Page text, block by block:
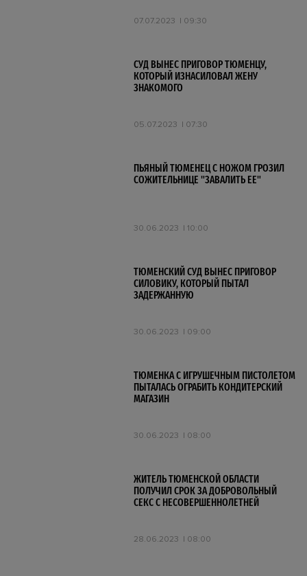
07.07.2023 09:30
СУД ВЫНЕС ПРИГОВОР ТЮМЕНЦУ,
КОТОРЫЙ ИЗНАСИЛОВАЛ ЖЕНУ
ЗНАКОМОГО
05.07.2023 07:30
ПЬЯНЫЙ ТЮМЕНЕЦ С НОЖОМ ГРОЗИЛ
СОЖИТЕЛЬНИЦЕ "ЗАВАЛИТЬ ЕЕ"
30.06.2023 10:00
ТЮМЕНСКИЙ СУД ВЫНЕС ПРИГОВОР
СИЛОВИКУ, КОТОРЫЙ ПЫТАЛ
ЗАДЕРЖАННУЮ
30.06.2023 09:00
ТЮМЕНКА С ИГРУШЕЧНЫМ ПИСТОЛЕТОМ
ПЫТАЛАСЬ ОГРАБИТЬ КОНДИТЕРСКИЙ
МАГАЗИН
30.06.2023 08:00
ЖИТЕЛЬ ТЮМЕНСКОЙ ОБЛАСТИ
ПОЛУЧИЛ СРОК ЗА ДОБРОВОЛЬНЫЙ
СЕКС С НЕСОВЕРШЕННОЛЕТНЕЙ
28.06.2023 08:00